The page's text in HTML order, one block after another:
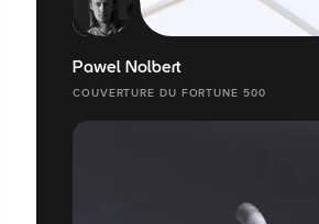
Pawel Nolbert
COUVERTURE DU FORTUNE 500